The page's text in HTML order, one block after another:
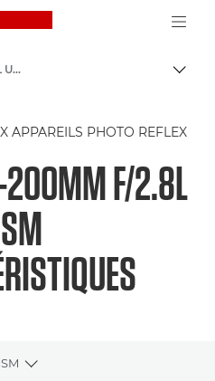
Canon Logo, back to
Objectifs pour appareil photo Canon
Canon EF 70-200mm f/2.8L USM - Objectifs - Objectifs photo
APPAREILS PHOTO REFLEX
200MM F/2.8L
Toggle breadcrumbs